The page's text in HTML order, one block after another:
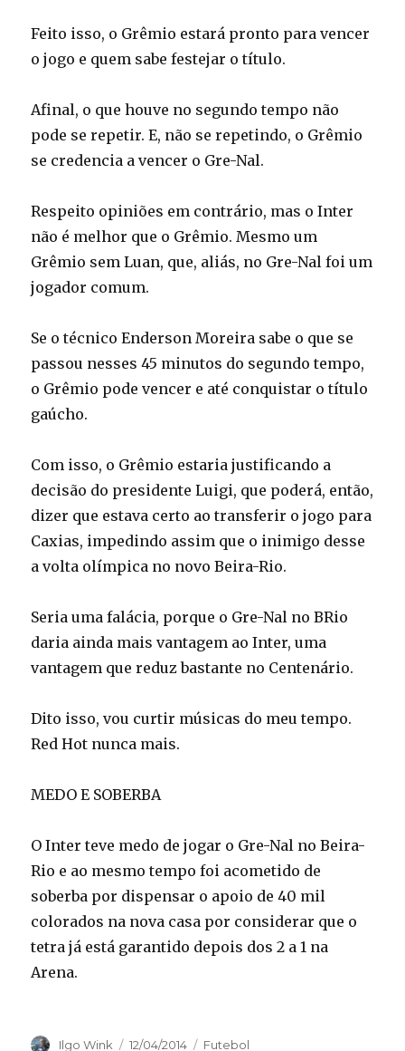
Feito isso, o Grêmio estará pronto para vencer
o jogo e quem sabe festejar o título.
Afinal, o que houve no segundo tempo não
pode se repetir. E, não se repetindo, o Grêmio
se credencia a vencer o Gre-Nal.
Respeito opiniões em contrário, mas o Inter
não é melhor que o Grêmio. Mesmo um
Grêmio sem Luan, que, aliás, no Gre-Nal foi um
jogador comum.
Se o técnico Enderson Moreira sabe o que se
passou nesses 45 minutos do segundo tempo,
o Grêmio pode vencer e até conquistar o título
gaúcho.
Com isso, o Grêmio estaria justificando a
decisão do presidente Luigi, que poderá, então,
dizer que estava certo ao transferir o jogo para
Caxias, impedindo assim que o inimigo desse
a volta olímpica no novo Beira-Rio.
Seria uma falácia, porque o Gre-Nal no BRio
daria ainda mais vantagem ao Inter, uma
vantagem que reduz bastante no Centenário.
Dito isso, vou curtir músicas do meu tempo.
Red Hot nunca mais.
MEDO E SOBERBA
O Inter teve medo de jogar o Gre-Nal no Beira-
Rio e ao mesmo tempo foi acometido de
soberba por dispensar o apoio de 40 mil
colorados na nova casa por considerar que o
tetra já está garantido depois dos 2 a 1 na
Arena.
Autor
Ilgo Wink Publicado
12/04/2014 Categorias
Futebol